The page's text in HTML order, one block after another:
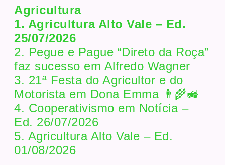
Agricultura
1. Agricultura Alto Vale – Ed.
25/07/2026
2. Pegue e Pague “Direto da Roça”
faz sucesso em Alfredo Wagner
3. 21ª Festa do Agricultor e do
Motorista em Dona Emma 👨‍🌾🚜
4. Cooperativismo em Notícia –
Ed. 26/07/2026
5. Agricultura Alto Vale – Ed.
01/08/2026